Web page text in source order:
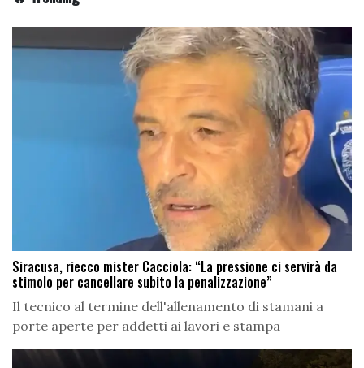
Siracusa, riecco mister Cacciola: “La pressione ci servirà da
stimolo per cancellare subito la penalizzazione”
Il tecnico al termine dell'allenamento di stamani a
porte aperte per addetti ai lavori e stampa